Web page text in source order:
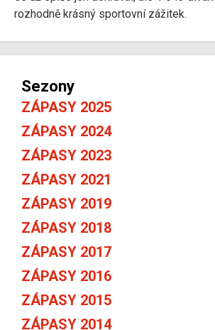
rozhodně krásný sportovní zážitek.
Sezony
ZÁPASY 2025
ZÁPASY 2024
ZÁPASY 2023
ZÁPASY 2021
ZÁPASY 2019
ZÁPASY 2018
ZÁPASY 2017
ZÁPASY 2016
ZÁPASY 2015
ZÁPASY 2014